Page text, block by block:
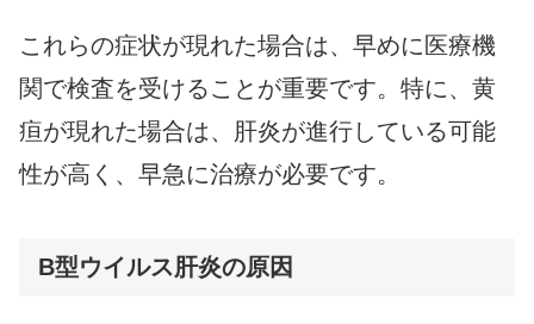
これらの症状が現れた場合は、早めに医療機
関で検査を受けることが重要です。特に、黄
疸が現れた場合は、肝炎が進行している可能
性が高く、早急に治療が必要です。
B型ウイルス肝炎の原因